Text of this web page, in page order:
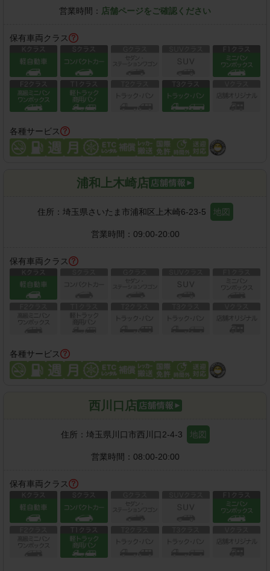
営業時間： 店舗ページをご確認ください
保有車両クラス
各種サービス
浦和上木崎店
住所： 埼玉県さいたま市浦和区上木崎6-23-5 地図
営業時間： 09:00-20:00
保有車両クラス
各種サービス
西川口店
住所： 埼玉県川口市西川口2-4-3 地図
営業時間： 08:00-20:00
保有車両クラス